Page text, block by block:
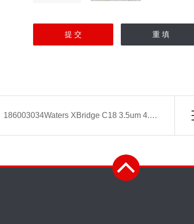
186003034Waters XBridge C18 3.5um 4.6x150mm色谱柱